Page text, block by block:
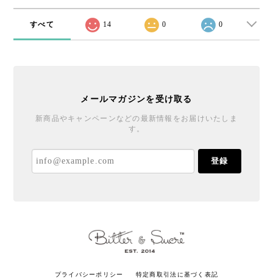
すべて 14 0 0
メールマガジンを受け取る
新商品やキャンペーンなどの最新情報をお届けいたしま
す。
登録
プライバシーポリシー 特定商取引法に基づく表記